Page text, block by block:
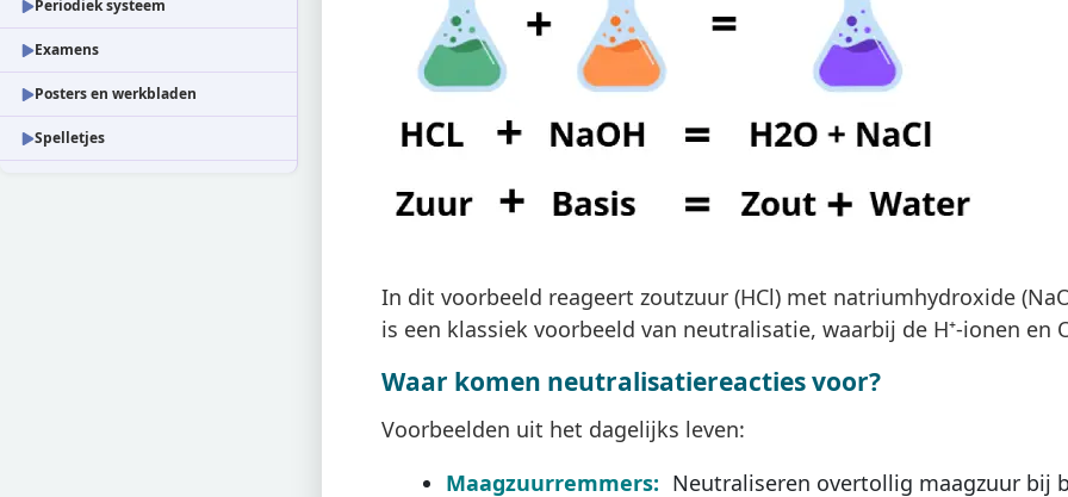
Periodiek systeem
Examens
Posters en werkbladen
Spelletjes
In dit voorbeeld reageert zoutzuur (HCl) met natriumhydroxide
is een klassiek voorbeeld van neutralisatie, waarbij de H⁺-ionen en
Waar komen neutralisatiereacties voor?
Voorbeelden uit het dagelijks leven:
Maagzuurremmers: Neutraliseren overtollig maagzuur bij